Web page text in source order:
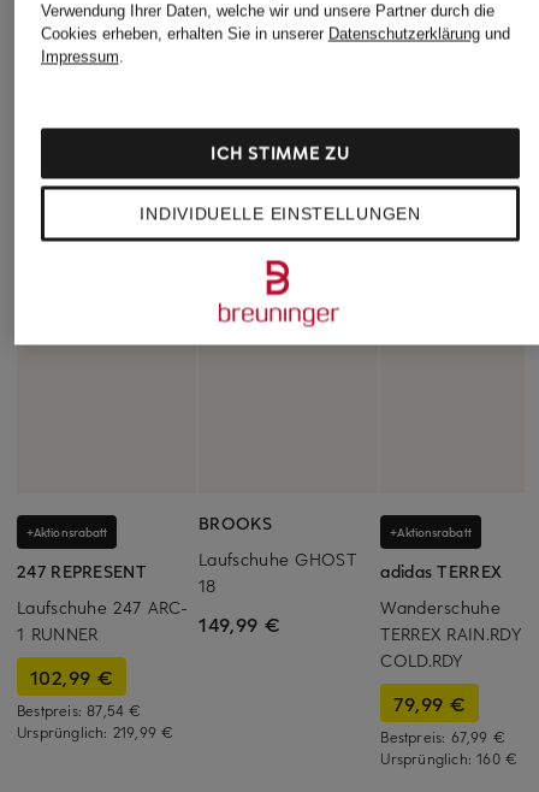
+Aktionsrabatt
247 REPRESENT
Laufschuhe 247 ARC-
1 RUNNER
102,99 €
Bestpreis:87,54 €
Ursprünglich: 219,99 €
BROOKS
Laufschuhe GHOST
18
149,99 €
+Aktionsrabatt
adidas TERREX
Wanderschuhe
TERREX RAIN.RDY
COLD.RDY
79,99 €
Bestpreis: 67,99 €
Ursprünglich:160 €
Verwendung Ihrer Daten, welche wir und unsere Partner durch die
Cookies erheben, erhalten Sie in unserer Datenschutzerklärungund
Impressum.
INDIVIDUELLE EINSTELLUNGEN
ICH STIMME ZU